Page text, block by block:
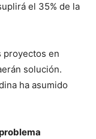
el 35% de la
proyectos en
solución.
ha asumido